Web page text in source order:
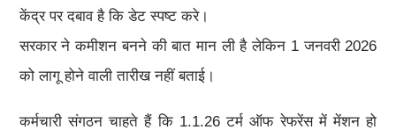
केंद्र पर दबाव है कि डेट स्पष्ट करे।
सरकार ने कमीशन बनने की बात मान ली है लेकिन 1 जनवरी 2026
को लागू होने वाली तारीख नहीं बताई।
कर्मचारी संगठन चाहते हैं कि 1.1.26 टर्म ऑफ रेफरेंस में मेंशन हो